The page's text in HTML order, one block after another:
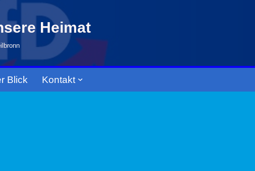
Heimat
Blick Kontakt